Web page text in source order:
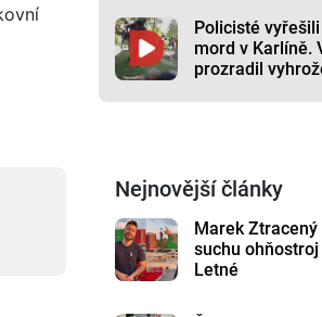
Policisté
mord v Karlíně.
prozradil
Nejnovější články
Marek
suchu
Letné